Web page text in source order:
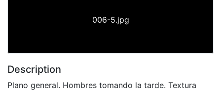
006-5.jpg
Description
Plano general. Hombres tomando la tarde. Textura